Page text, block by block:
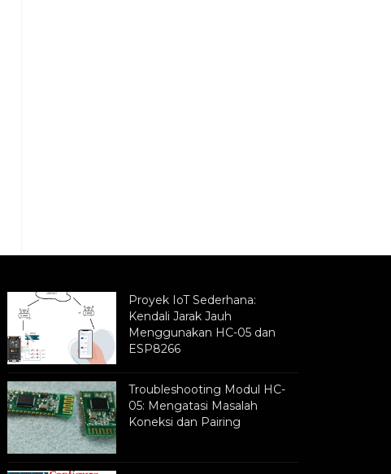
Proyek IoT Sederhana:
Kendali Jarak Jauh
Menggunakan HC-05 dan
ESP8266
Troubleshooting Modul HC-
05: Mengatasi Masalah
Koneksi dan Pairing